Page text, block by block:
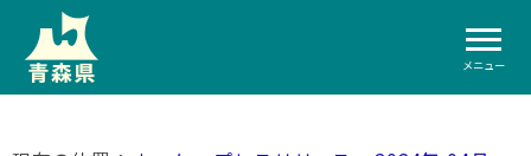
メニュー